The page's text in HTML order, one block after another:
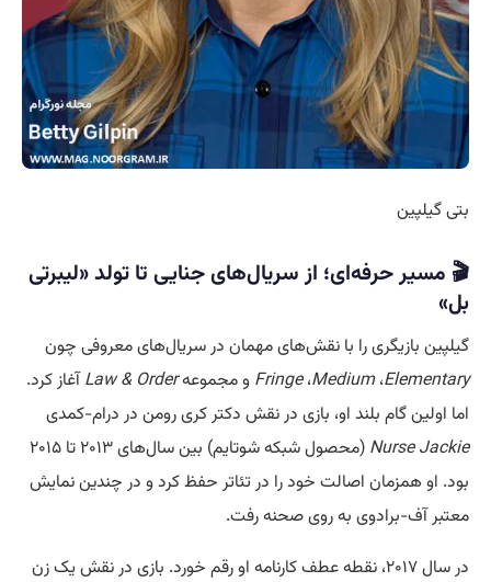
بتی گیلپین
🎬 مسیر حرفه‌ای؛ از سریال‌های جنایی تا تولد «لیبرتی
بل»
گیلپین بازیگری را با نقش‌های مهمان در سریال‌های معروفی چون
Fringe،Medium،Elementary و مجموعهLaw & Orderآغاز کرد.
اما اولین گام بلند او، بازی در نقش دکتر کری رومن در درام-کمدی
Nurse Jackie
(محصول شبکه شوتایم) بین سال‌های ۲۰۱۳ تا ۲۰۱۵
بود. او همزمان اصالت خود را در تئاتر حفظ کرد و در چندین نمایش
معتبر آف-برادوی به روی صحنه رفت.
در سال ۲۰۱۷، نقطه عطف کارنامه او رقم خورد. بازی در نقش یک زن